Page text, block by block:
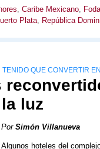
Caribe Mexicano,
Plata, República
QUE CONVERTIR
luz
Por Simón Villanueva
Algunos hoteles del